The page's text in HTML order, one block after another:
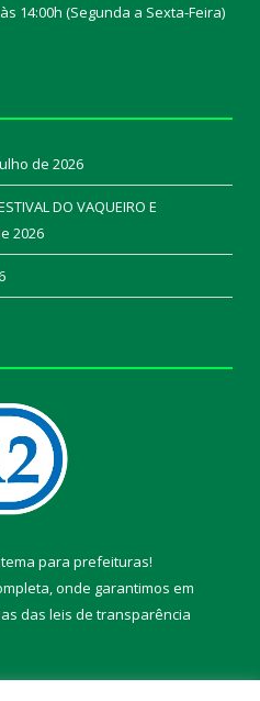
14:00h (Segunda a Sexta-Feira)
de 2026
DO VAQUEIRO E
2026
para prefeituras!
onde garantimos em
das leis de transparência